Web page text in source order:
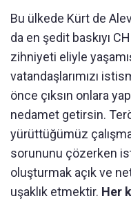
Bu ülkede Kürt de
da en şedit baskıyı
zihniyeti eliyle
vatandaşlarımızı
önce çıksın onlara
nedamet getirsin.
yürüttüğümüz
sorununu çözerken
oluşturmak açık ve
uşaklık etmektir. Her